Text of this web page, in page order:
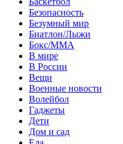
Безопасность
Безумный мир
Биатлон/Лыжи
Бокс/MMA
В мире
В России
Вещи
Военные новости
Волейбол
Гаджеты
Дети
Дом и сад